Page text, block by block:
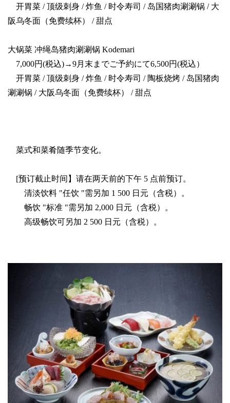
开胃菜 / 顶级刺身 / 炸鱼 / 时令寿司 / 岛国猪肉涮涮锅 / 大
阪乌冬面（免费续杯） / 甜点
大锅菜 冲绳岛猪肉涮涮锅 Kodemari
7,000円(税込)→9月末までご予約にて6,500円(税込）
开胃菜 / 顶级刺身 / 炸鱼 / 时令寿司 / 陶板烧烤 / 岛国猪肉
涮涮锅 / 大阪乌冬面（免费续杯） / 甜点
菜式和菜肴随季节变化。
[预订截止时间】请在两天前的下午 5 点前预订。
清淡饮料 "任饮 "需另加 1 500 日元（含税）。
畅饮 "标准 "需另加 2,000 日元（含税）。
高级畅饮可另加 2 500 日元（含税）。